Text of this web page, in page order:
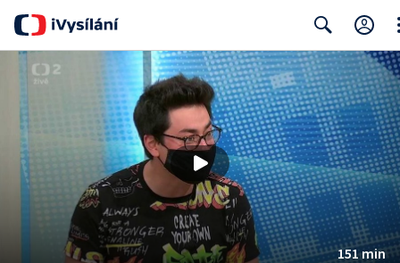
Search
151 min